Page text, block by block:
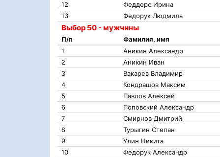
12
Феддерс Ирина
13
Федорук Людмила
Выбор 50 - мужчины
П/п Фамилия, имя
1
Аникин Александр
2
Аникин Иван
3
Вакарев Владимир
4
Кондрашов Максим
5
Павлов Алексей
6
Поповский Александр
7
Смирнов Дмитрий
8
Турыгин Степан
9
Улин Никита
10
Федорук Александр